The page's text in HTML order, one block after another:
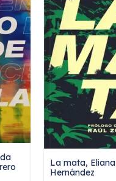
La mata, Eliana
Hernández